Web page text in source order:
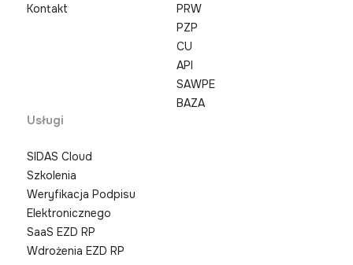
Kontakt
PRW
PZP
CU
API
SAWPE
BAZA
Usługi
SIDAS Cloud
Szkolenia
Weryfikacja Podpisu
Elektronicznego
SaaS EZD RP
Wdrożenia EZD RP